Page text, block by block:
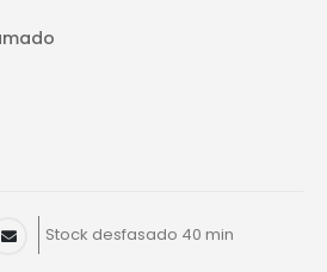
Stock desfasado 40 min